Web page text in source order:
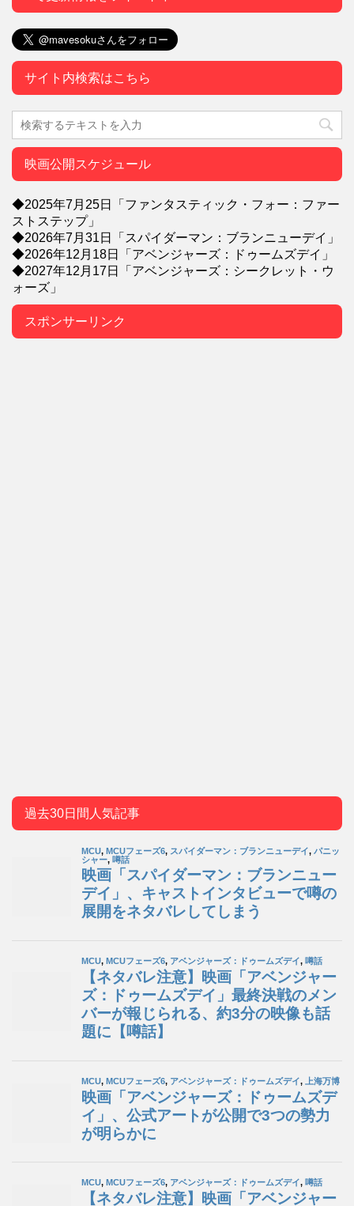
サイト内検索はこちら
映画公開スケジュール
◆2025年7月25日「ファンタスティック・フォー：ファー
ストステップ」
◆2026年7月31日「スパイダーマン：ブランニューデイ」
◆2026年12月18日「アベンジャーズ：ドゥームズデイ」
◆2027年12月17日「アベンジャーズ：シークレット・ウ
ォーズ」
スポンサーリンク
過去30日間人気記事